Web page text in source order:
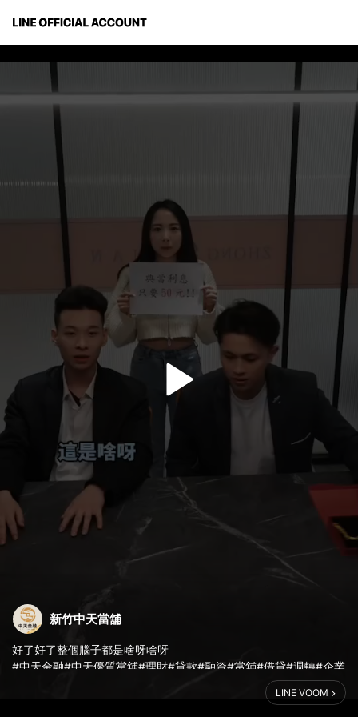
新竹中天當舖
好了好了整個腦子都是啥呀啥呀
#中天金融#中天優質當舖#理財#貸款#融資#當舖#借貸#週轉#企業
融資#理財顧問#權力車#民間借貸#私設#轉銀行#刺青#精品#啥呀
LINE VOOM